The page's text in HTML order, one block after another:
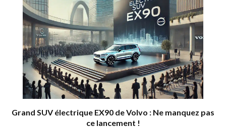
Grand SUV électrique EX90 de Volvo : Ne manquez pas
ce lancement !